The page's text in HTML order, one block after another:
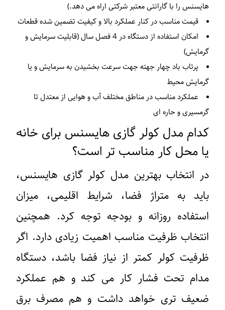
را با گارانتی معتبر شرکتی اراه می دهد.)
قیمت مناسب در کنار عملکرد بالا و کیفیت تضمین شده قطعات
امکان استفاده از دستگاه در 4 فصل سال (قابلیت سرمایش و
پرتاب باد چهار جهته جهت سرعت بخشیدن به سرمایش و یا
محیط
عملکرد مناسب در مناطق مختلف آب و هوایی از معتدل تا
و حاره ای
مدل کولر گازی هایسنس برای خانه
محل کار مناسب‌ تر است؟
انتخاب بهترین مدل کولر گازی هایسنس،
به متراژ فضا، شرایط اقلیمی، میزان
روزانه و بودجه توجه کرد. همچنین
ظرفیت مناسب اهمیت زیادی دارد. اگر
کولر کمتر از نیاز فضا باشد، دستگاه
تحت فشار کار می کند و هم عملکرد
تری خواهد داشت و هم مصرف برق